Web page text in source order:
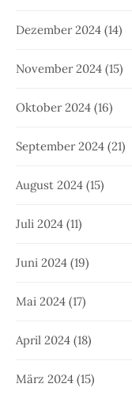
Dezember 2024 (14)
November 2024 (15)
Oktober 2024 (16)
September 2024 (21)
August 2024 (15)
Juli 2024 (11)
Juni 2024 (19)
Mai 2024 (17)
April 2024 (18)
März 2024 (15)